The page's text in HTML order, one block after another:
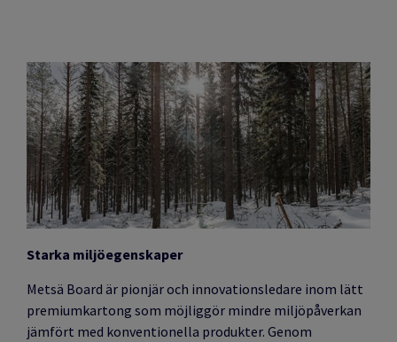
Starka miljöegenskaper
Metsä Board är pionjär och innovationsledare inom lätt
premiumkartong som möjliggör mindre miljöpåverkan
jämfört med konventionella produkter. Genom